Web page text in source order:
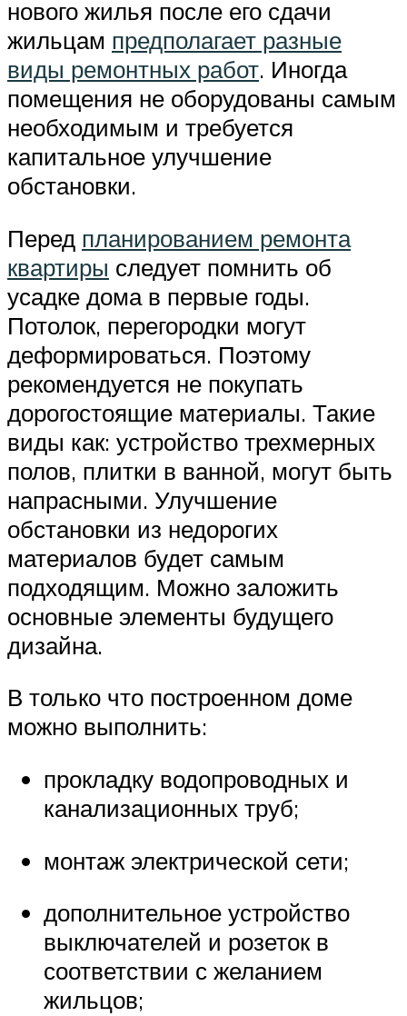
нового жилья после его сдачи
жильцам предполагает разные
виды ремонтных работ. Иногда
помещения не оборудованы самым
необходимым и требуется
капитальное улучшение
обстановки.
Перед планированием ремонта
квартиры следует помнить об
усадке дома в первые годы.
Потолок, перегородки могут
деформироваться. Поэтому
рекомендуется не покупать
дорогостоящие материалы. Такие
виды как: устройство трехмерных
полов, плитки в ванной, могут быть
напрасными. Улучшение
обстановки из недорогих
материалов будет самым
подходящим. Можно заложить
основные элементы будущего
дизайна.
В только что построенном доме
можно выполнить:
прокладку водопроводных и
канализационных труб;
монтаж электрической сети;
дополнительное устройство
выключателей и розеток в
соответствии с желанием
жильцов;